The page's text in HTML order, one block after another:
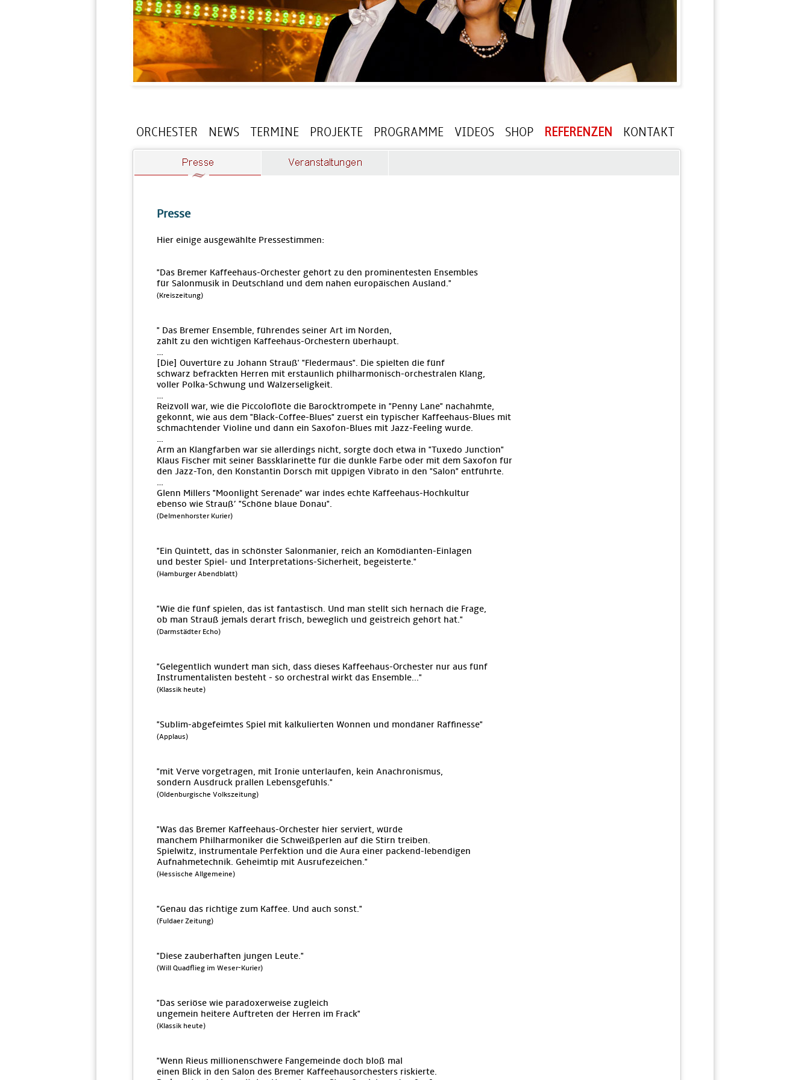
ORCHESTER NEWS TERMINE PROJEKTE PROGRAMME VIDEOS SHOP REFERENZEN KONTAKT
Presse
Hier einige ausgewählte Pressestimmen:
"Das Bremer Kaffeehaus-Orchester gehört zu den prominentesten Ensembles
für Salonmusik in Deutschland und dem nahen europäischen Ausland."
(Kreiszeitung)
" Das Bremer Ensemble, führendes seiner Art im Norden,
zählt zu den wichtigen Kaffeehaus-Orchestern überhaupt.
…
[Die] Ouvertüre zu Johann Strauß' "Fledermaus". Die spielten die fünf
schwarz befrackten Herren mit erstaunlich philharmonisch-orchestralen Klang,
voller Polka-Schwung und Walzerseligkeit.
…
Reizvoll war, wie die Piccoloflöte die Barocktrompete in "Penny Lane" nachahmte,
gekonnt, wie aus dem "Black-Coffee-Blues" zuerst ein typischer Kaffeehaus-Blues mit
schmachtender Violine und dann ein Saxofon-Blues mit Jazz-Feeling wurde.
…
Arm an Klangfarben war sie allerdings nicht, sorgte doch etwa in "Tuxedo Junction"
Klaus Fischer mit seiner Bassklarinette für die dunkle Farbe oder mit dem Saxofon für
den Jazz-Ton, den Konstantin Dorsch mit üppigen Vibrato in den "Salon" entführte.
…
Glenn Millers "Moonlight Serenade" war indes echte Kaffeehaus-Hochkultur
ebenso wie Strauß’ "Schöne blaue Donau".
(Delmenhorster Kurier)
"Ein Quintett, das in schönster Salonmanier, reich an Komödianten-Einlagen
und bester Spiel- und Interpretations-Sicherheit, begeisterte."
(Hamburger Abendblatt)
"Wie die fünf spielen, das ist fantastisch. Und man stellt sich hernach die Frage,
ob man Strauß jemals derart frisch, beweglich und geistreich gehört hat."
(Darmstädter Echo)
"Gelegentlich wundert man sich, dass dieses Kaffeehaus-Orchester nur aus fünf
Instrumentalisten besteht - so orchestral wirkt das Ensemble..."
(Klassik heute)
"Sublim-abgefeimtes Spiel mit kalkulierten Wonnen und mondäner Raffinesse"
(Applaus)
"mit Verve vorgetragen, mit Ironie unterlaufen, kein Anachronismus,
sondern Ausdruck prallen Lebensgefühls."
(Oldenburgische Volkszeitung)
"Was das Bremer Kaffeehaus-Orchester hier serviert, würde
manchem Philharmoniker die Schweißperlen auf die Stirn treiben.
Spielwitz, instrumentale Perfektion und die Aura einer packend-lebendigen
Aufnahmetechnik. Geheimtip mit Ausrufezeichen."
(Hessische Allgemeine)
"Genau das richtige zum Kaffee. Und auch sonst."
(Fuldaer Zeitung)
"Diese zauberhaften jungen Leute."
(Will Quadflieg im Weser-Kurier)
"Das seriöse wie paradoxerweise zugleich
ungemein heitere Auftreten der Herren im Frack"
(Klassik heute)
"Wenn Rieus millionenschwere Fangemeinde doch bloß mal
einen Blick in den Salon des Bremer Kaffeehausorchesters riskierte.